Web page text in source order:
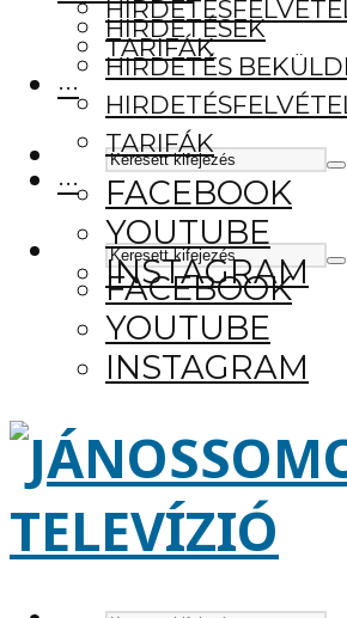
TARIFÁK
···
FACEBOOK
YOUTUBE
INSTAGRAM
HIRDETÉSEK
HIRDETÉS
TARIFÁK
···
FACEBOOK
YOUTUBE
INSTAGRAM